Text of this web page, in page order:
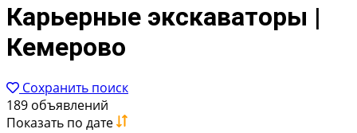
Карьерные экскаваторы |
Кемерово
Сохранить поиск
189 объявлений
Показать по дате